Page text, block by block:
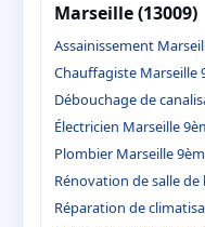
Marseille (13009)
Assainissement
Chauffagiste Marseille
Débouchage de
Électricien Marseille
Plombier Marseille
Rénovation de salle
Réparation de